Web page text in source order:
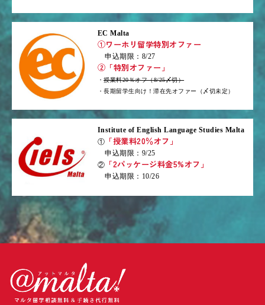
EC Malta
①ワーホリ留学特別オファー
申込期限：8/27
②「特別オファー」
・授業料20％オフ（8/25〆切）
・長期留学生向け！滞在先オファー（〆切未定）
Institute of English Language Studies Malta
① 「授業料20％オフ」
申込期限：9/25
② 「2パッケージ料金5%オフ」
申込期限：10/26